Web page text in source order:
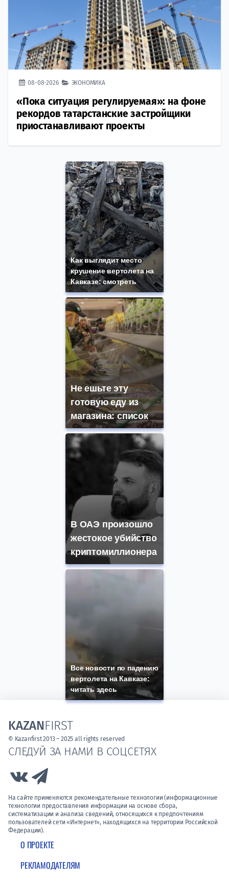
08-08-2026 ЭКОНОМИКА
«Пока ситуация регулируемая»: на фоне
рекордов татарстанские застройщики
приостанавливают проекты
Как выглядит место
крушение вертолета на
Кавказе: смотреть
Не ешьте эту
готовую еду из
магазина: список
В ОАЭ произошло
жестокое убийство
криптомиллионера
Все новости по падению
вертолета на Кавказе:
читать здесь
О ПРОЕКТЕ
РЕКЛАМОДАТЕЛЯМ
СЛЕДУЙ ЗА НАМИ В СОЦСЕТЯХ
Link to Vk
На сайте применяются рекомендательные технологии (информационные
технологии предоставления информации на основе сбора,
систематизации и анализа сведений, относящихся к предпочтениям
пользователей сети «Интернет», находящихся на территории Российской
Федерации).
KAZANFIRST
© Kazanfirst 2013 – 2025 all rights reserved